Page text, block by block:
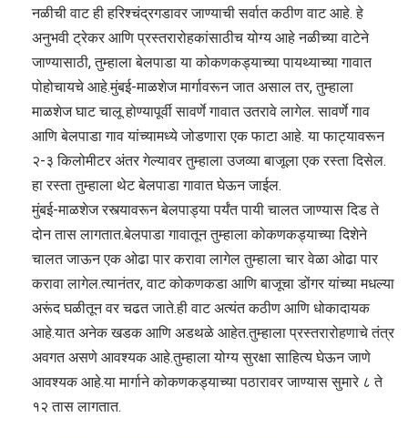
नळीची वाट ही हरिश्चंद्रगडावर जाण्याची सर्वात कठीण वाट आहे. हे
अनुभवी ट्रेकर आणि प्रस्तरारोहकांसाठीच योग्य आहे नळीच्या वाटेने
जाण्यासाठी, तुम्हाला बेलपाडा या कोकणकड्याच्या पायथ्याच्या गावात
पोहोचायचे आहे.मुंबई-माळशेज मार्गावरून जात असाल तर, तुम्हाला
माळशेज घाट चालू होण्यापूर्वी सावर्णे गावात उतरावे लागेल. सावर्णे गाव
आणि बेलपाडा गाव यांच्यामध्ये जोडणारा एक फाटा आहे. या फाट्यावरून
२-३ किलोमीटर अंतर गेल्यावर तुम्हाला उजव्या बाजूला एक रस्ता दिसेल.
हा रस्ता तुम्हाला थेट बेलपाडा गावात घेऊन जाईल.
मुंबई-माळशेज रस्त्यावरून बेलपाड्या पर्यंत पायी चालत जाण्यास दिड ते
दोन तास लागतात.बेलपाडा गावातून तुम्हाला कोकणकड्याच्या दिशेने
चालत जाऊन एक ओढा पार करावा लागेल तुम्हाला चार वेळा ओढा पार
करावा लागेल.त्यानंतर, वाट कोकणकडा आणि बाजूचा डोंगर यांच्या मधल्या
अरूंद घळीतून वर चढत जाते.ही वाट अत्यंत कठीण आणि धोकादायक
आहे.यात अनेक खडक आणि अडथळे आहेत.तुम्हाला प्रस्तरारोहणाचे तंत्र
अवगत असणे आवश्यक आहे.तुम्हाला योग्य सुरक्षा साहित्य घेऊन जाणे
आवश्यक आहे.या मार्गाने कोकणकड्याच्या पठारावर जाण्यास सुमारे ८ ते
१२ तास लागतात.